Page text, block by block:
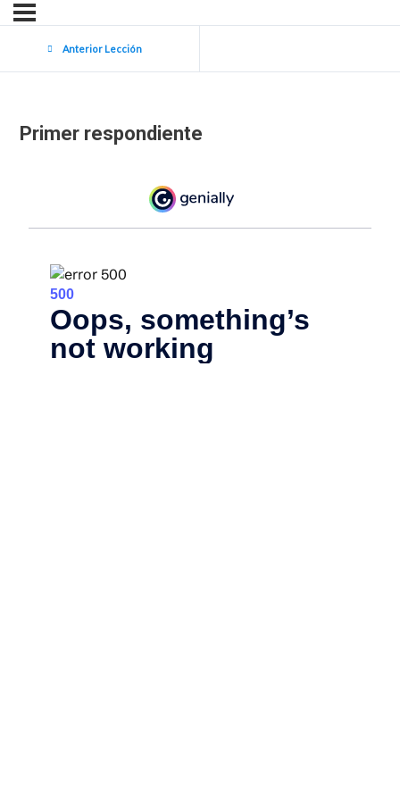
Anterior Lección
Primer respondiente